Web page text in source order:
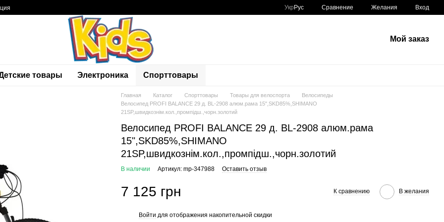
Укр Рус Сравнение Желания Вход
Мой заказ
товары Электроника Спорттовары
Главная Каталог Спорттовары Товары для велоспорта
Велосипеды
Велосипед PROFI BALANCE 29 д. BL-2908 алюм.рама 15",SKD85%,SHIMANO
21SP,швидкознім.кол.,промпідш.,чорн.золотий
Велосипед PROFI BALANCE 29 д. BL-2908 алюм.рама
15",SKD85%,SHIMANO
21SP,швидкознім.кол.,промпідш.,чорн.золотий
В наличии Артикул: mp-347988 Оставить отзыв
7 125 грн К сравнению В желания
Войти для отображения накопительной скидки